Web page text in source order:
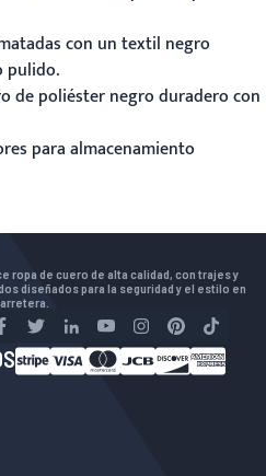
con un textil negro
pulido.
de poliéster negro duradero con
para almacenamiento
ropa de cuero de alta calidad, con trajes y
diseñados para la seguridad y el estilo en